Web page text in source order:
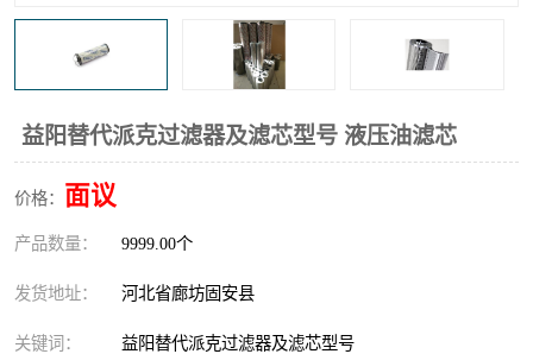
益阳替代派克过滤器及滤芯型号 液压油滤芯
价格： 面议
产品数量： 9999.00个
发货地址： 河北省廊坊固安县
关键词： 益阳替代派克过滤器及滤芯型号